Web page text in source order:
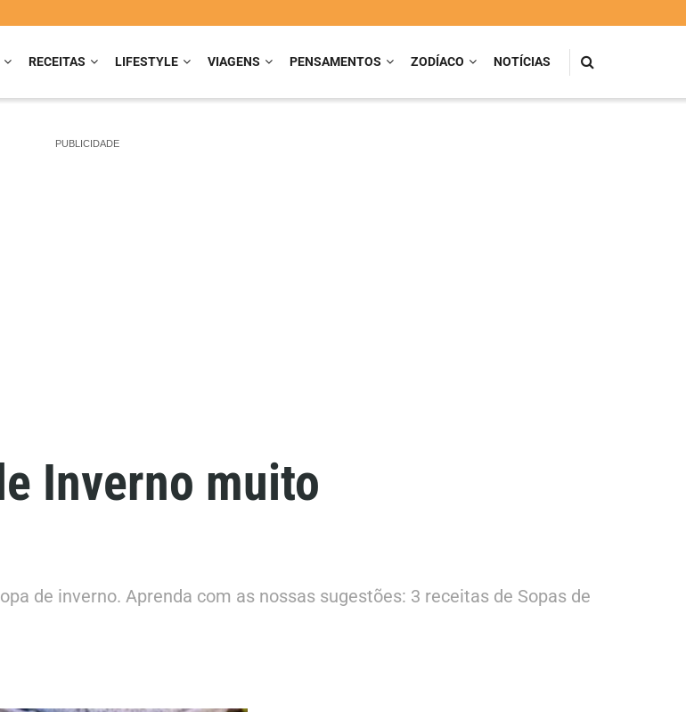
RECEITAS LIFESTYLE VIAGENS PENSAMENTOS ZODÍACO NOTÍCIAS
PUBLICIDADE
Inverno muito
de inverno. Aprenda com as nossas sugestões: 3 receitas de Sopas de